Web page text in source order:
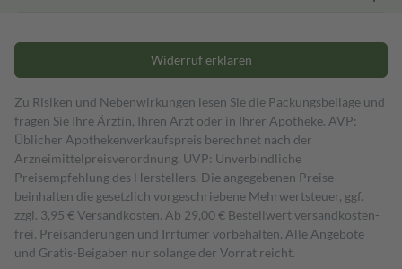
Widerruf erklären
Zu Risiken und Nebenwirkungen lesen Sie die Packungsbeilage und
fragen Sie Ihre Ärztin, Ihren Arzt oder in Ihrer Apotheke. AVP:
Üblicher Apothekenverkaufspreis berechnet nach der
Arzneimittelpreisverordnung. UVP: Unverbindliche
Preisempfehlung des Herstellers. Die angegebenen Preise
beinhalten die gesetzlich vorgeschriebene Mehrwertsteuer, ggf.
zzgl. 3,95 € Versandkosten. Ab 29,00 € Bestell­wert versand­kosten­
frei. Preisänderungen und Irrtümer vorbehalten. Alle Angebote
und Gratis-Beigaben nur solange der Vorrat reicht.